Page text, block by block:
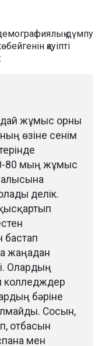
дүмпу
қауіпті
жұмыс орны
өзіне сенім
80 мың жұмыс
делік.
жаңадан
Олардың
колледждер
бәріне
Сосын,
отбасын
мен